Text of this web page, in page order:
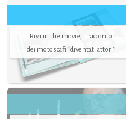
Riva in the movie, il racconto
dei motoscafi “diventati attori”